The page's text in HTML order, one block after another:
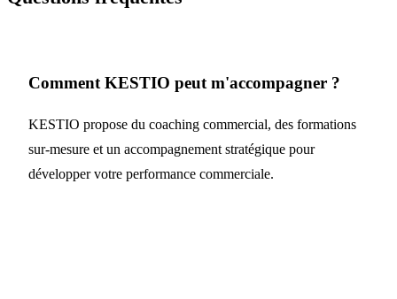
Comment KESTIO peut m'accompagner ?
KESTIO propose du coaching commercial, des formations
sur-mesure et un accompagnement stratégique pour
développer votre performance commerciale.